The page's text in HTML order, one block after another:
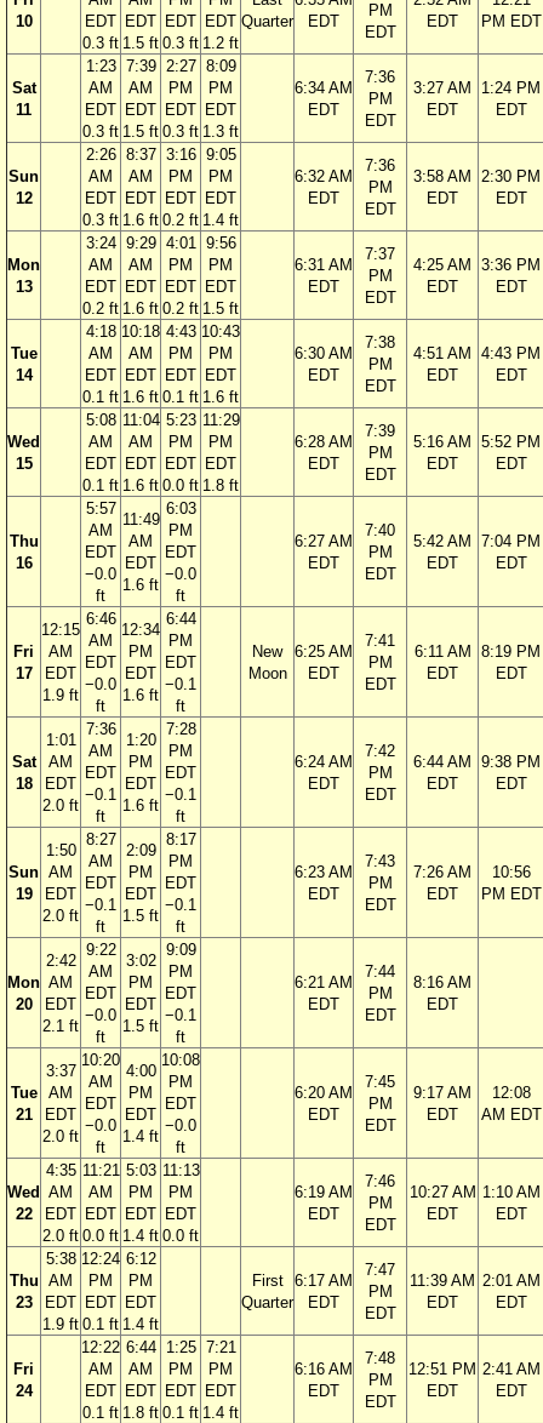
10
EDT
0.3 ft
EDT
1.5 ft
EDT
0.3 ft
EDT
1.2 ft
Quarter
EDT
PM
EDT
EDT
PM EDT
Sat
11
1:23
AM
EDT
0.3 ft
7:39
AM
EDT
1.5 ft
2:27
PM
EDT
0.3 ft
8:09
PM
EDT
1.3 ft
6:34 AM
EDT
7:36
PM
EDT
3:27 AM
EDT
1:24 PM
EDT
Sun
12
2:26
AM
EDT
0.3 ft
8:37
AM
EDT
1.6 ft
3:16
PM
EDT
0.2 ft
9:05
PM
EDT
1.4 ft
6:32 AM
EDT
7:36
PM
EDT
3:58 AM
EDT
2:30 PM
EDT
Mon
13
3:24
AM
EDT
0.2 ft
9:29
AM
EDT
1.6 ft
4:01
PM
EDT
0.2 ft
9:56
PM
EDT
1.5 ft
6:31 AM
EDT
7:37
PM
EDT
4:25 AM
EDT
3:36 PM
EDT
Tue
14
4:18
AM
EDT
0.1 ft
10:18
AM
EDT
1.6 ft
4:43
PM
EDT
0.1 ft
10:43
PM
EDT
1.6 ft
6:30 AM
EDT
7:38
PM
EDT
4:51 AM
EDT
4:43 PM
EDT
Wed
15
5:08
AM
EDT
0.1 ft
11:04
AM
EDT
1.6 ft
5:23
PM
EDT
0.0 ft
11:29
PM
EDT
1.8 ft
6:28 AM
EDT
7:39
PM
EDT
5:16 AM
EDT
5:52 PM
EDT
Thu
16
5:57
AM
EDT
−0.0
ft
11:49
AM
EDT
1.6 ft
6:03
PM
EDT
−0.0
ft
6:27 AM
EDT
7:40
PM
EDT
5:42 AM
EDT
7:04 PM
EDT
Fri
17
12:15
AM
EDT
1.9 ft
6:46
AM
EDT
−0.0
ft
12:34
PM
EDT
1.6 ft
6:44
PM
EDT
−0.1
ft
New
Moon
6:25 AM
EDT
7:41
PM
EDT
6:11 AM
EDT
8:19 PM
EDT
Sat
18
1:01
AM
EDT
2.0 ft
7:36
AM
EDT
−0.1
ft
1:20
PM
EDT
1.6 ft
7:28
PM
EDT
−0.1
ft
6:24 AM
EDT
7:42
PM
EDT
6:44 AM
EDT
9:38 PM
EDT
Sun
19
1:50
AM
EDT
2.0 ft
8:27
AM
EDT
−0.1
ft
2:09
PM
EDT
1.5 ft
8:17
PM
EDT
−0.1
ft
6:23 AM
EDT
7:43
PM
EDT
7:26 AM
EDT
10:56
PM EDT
Mon
20
2:42
AM
EDT
2.1 ft
9:22
AM
EDT
−0.0
ft
3:02
PM
EDT
1.5 ft
9:09
PM
EDT
−0.1
ft
6:21 AM
EDT
7:44
PM
EDT
8:16 AM
EDT
Tue
21
3:37
AM
EDT
2.0 ft
10:20
AM
EDT
−0.0
ft
4:00
PM
EDT
1.4 ft
10:08
PM
EDT
−0.0
ft
6:20 AM
EDT
7:45
PM
EDT
9:17 AM
EDT
12:08
AM EDT
Wed
22
4:35
AM
EDT
2.0 ft
11:21
AM
EDT
0.0 ft
5:03
PM
EDT
1.4 ft
11:13
PM
EDT
0.0 ft
6:19 AM
EDT
7:46
PM
EDT
10:27 AM
EDT
1:10 AM
EDT
Thu
23
5:38
AM
EDT
1.9 ft
12:24
PM
EDT
0.1 ft
6:12
PM
EDT
1.4 ft
First
Quarter
6:17 AM
EDT
7:47
PM
EDT
11:39 AM
EDT
2:01 AM
EDT
Fri
24
12:22
AM
EDT
0.1 ft
6:44
AM
EDT
1.8 ft
1:25
PM
EDT
0.1 ft
7:21
PM
EDT
1.4 ft
6:16 AM
EDT
7:48
PM
EDT
12:51 PM
EDT
2:41 AM
EDT